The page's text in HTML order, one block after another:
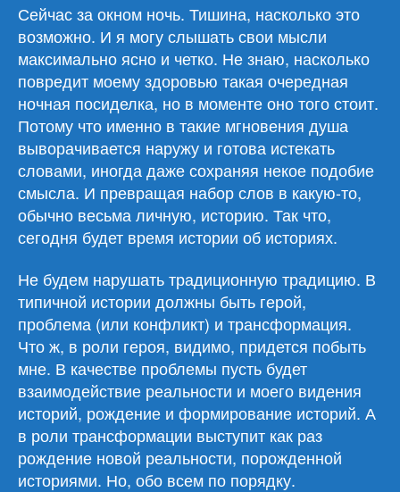
историях
Сейчас за окном ночь. Тишина, насколько это
возможно. И я могу слышать свои мысли
максимально ясно и четко. Не знаю, насколько
повредит моему здоровью такая очередная
ночная посиделка, но в моменте оно того стоит.
Потому что именно в такие мгновения душа
выворачивается наружу и готова истекать
словами, иногда даже сохраняя некое подобие
смысла. И превращая набор слов в какую-то,
обычно весьма личную, историю. Так что,
сегодня будет время истории об историях.
Не будем нарушать традиционную традицию. В
типичной истории должны быть герой,
проблема (или конфликт) и трансформация.
Что ж, в роли героя, видимо, придется побыть
мне. В качестве проблемы пусть будет
взаимодействие реальности и моего видения
историй, рождение и формирование историй. А
в роли трансформации выступит как раз
рождение новой реальности, порожденной
историями. Но, обо всем по порядку.